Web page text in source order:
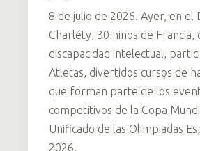
8 de julio de 2026. Ayer, en el
Charléty, 30 niños de Francia,
discapacidad intelectual,
Atletas, divertidos cursos de
que forman parte de los
competitivos de la Copa
Unificado de las Olimpiadas
2026.